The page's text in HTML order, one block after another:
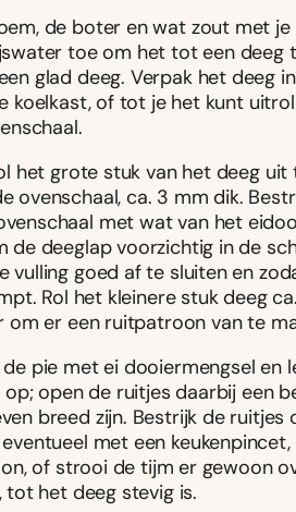
de boter en wat zout met
toe om het tot een deeg
glad deeg. Verpak het deeg
koelkast, of tot je het kunt
het grote stuk van het deeg
ovenschaal, ca. 3 mm dik.
met wat van het
de deeglap voorzichtig in de
vulling goed af te sluiten en
Rol het kleinere stuk deeg
om er een ruitpatroon van te
pie met ei dooiermengsel en
open de ruitjes daarbij een
breed zijn. Bestrijk de ruitjes
met een
of strooi de tijm er gewoon
het deeg stevig is.